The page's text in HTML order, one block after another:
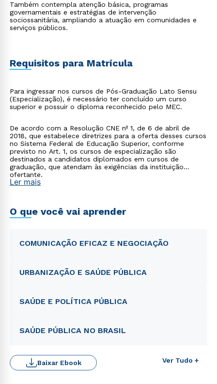
Também contempla atenção básica, programas
governamentais e estratégias de intervenção
sociossanitária, ampliando a atuação em comunidades e
serviços públicos.
Requisitos para Matrícula
Para ingressar nos cursos de Pós-Graduação Lato Sensu
(Especialização), é necessário ter concluído um curso
superior e possuir o diploma reconhecido pelo MEC.
De acordo com a Resolução CNE nº 1, de 6 de abril de
2018, que estabelece diretrizes para a oferta desses cursos
no Sistema Federal de Educação Superior, conforme
previsto no Art. 1, os cursos de especialização são
destinados a candidatos diplomados em cursos de
graduação, que atendam às exigências da instituição
ofertante.
Ler mais
O que você vai aprender
COMUNICAÇÃO EFICAZ E NEGOCIAÇÃO
URBANIZAÇÃO E SAÚDE PÚBLICA
SAÚDE E POLÍTICA PÚBLICA
SAÚDE PÚBLICA NO BRASIL
Ver Tudo +
Baixar Ebook